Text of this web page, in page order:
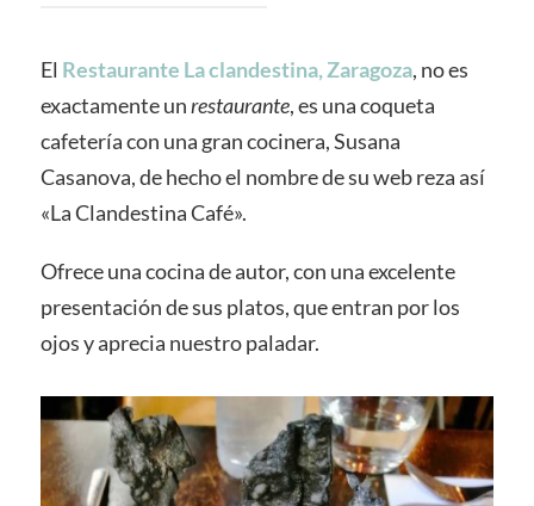
El Restaurante La clandestina, Zaragoza, no es
exactamente unrestaurante, es una coqueta
cafetería con una gran cocinera, Susana
Casanova, de hecho el nombre de su web reza así
«La Clandestina Café».
Ofrece una cocina de autor, con una excelente
presentación de sus platos, que entran por los
ojos y aprecia nuestro paladar.